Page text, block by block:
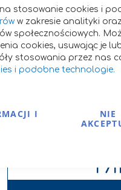
stosowanie cookies i
w zakresie analityki oraz
społecznościowych.
cookies, usuwając je
stosowania przez nas
i podobne technologie.
I
NIE
TOFI HORSES NIEMEL.
BURACZANE 20KG
1